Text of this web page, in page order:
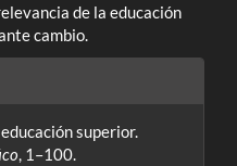
de la educación
cambio.
superior.
, 1–100.